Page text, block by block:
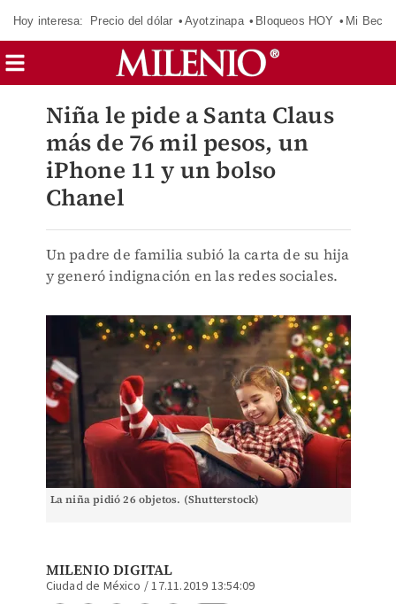
Hoy interesa: Precio del dólar Ayotzinapa Bloqueos HOY Mi Beca
Niña le pide a Santa Claus
más de 76 mil pesos, un
iPhone 11 y un bolso
Chanel
Un padre de familia subió la carta de su hija
y generó indignación en las redes sociales.
La niña pidió 26 objetos. (Shutterstock)
MILENIO DIGITAL
Ciudad de México /17.11.2019 13:54:09